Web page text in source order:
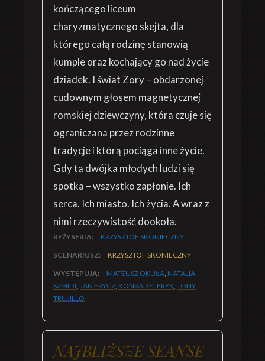
kończącego liceum
charyzmatycznego skejta, dla
którego całą rodzinę stanowią
kumple oraz kochający go nad życie
dziadek. I świat Zory – obdarzonej
cudownym głosem magnetycznej
romskiej dziewczyny, która czuje się
ograniczana przez rodzinne
tradycje i którą pociąga inne życie.
Gdy ta dwójka młodych ludzi się
spotka – wszystko zapłonie. Ich
serca. Ich miasto. Ich życia. A wraz z
nimi rzeczywistość dookoła.
REŻYSERIA: KRZYSZTOF SKONIECZNY
SCENARIUSZ: KRZYSZTOF SKONIECZNY
WYSTĘPUJĄ: MATEUSZ OKUŁA, NATALIA
SZMIDT, JAN FRYCZ, KONRAD ELERYK, TONY
TRUJILLO
NAJBLIŻSZE SEANSE